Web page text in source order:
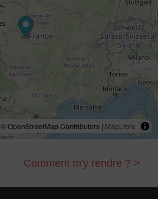
© OpenStreetMap Contributors | MapLibre
Comment m'y rendre ? >